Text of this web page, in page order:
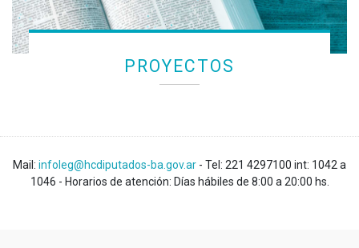
PROYECTOS
Mail: infoleg@hcdiputados-ba.gov.ar - Tel: 221 4297100 int: 1042 a
1046 - Horarios de atención: Días hábiles de 8:00 a 20:00 hs.